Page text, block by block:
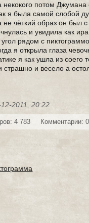
потом
я была самой слобой
не чёткий образ он был
и увидила как
угол рядом с
я открыла глаза
я как ушла из
и весело а
2011, 20:22
4 783 Комментарии: 0